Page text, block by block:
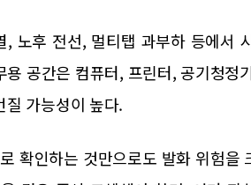
노후 전선, 멀티탭 과부하 등에서
공간은 컴퓨터, 프린터, 공기청정
질 가능성이 높다.
확인하는 것만으로도 발화 위험을